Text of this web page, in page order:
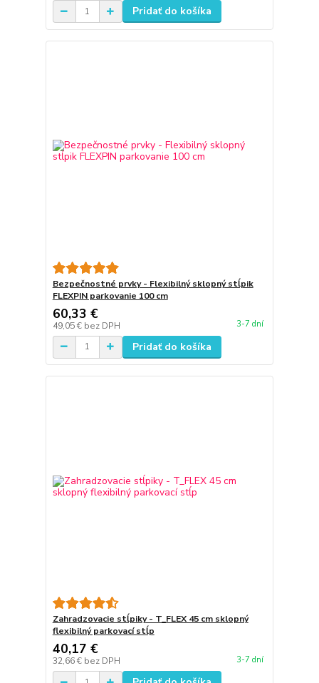
Pridať do košíka
Bezpečnostné prvky - Flexibilný sklopný stĺpik
FLEXPIN parkovanie 100 cm
60,33 €
49,05 € bez DPH 3-7 dní
Pridať do košíka
Zahradzovacie stĺpiky - T_FLEX 45 cm sklopný
flexibilný parkovací stĺp
40,17 €
32,66 € bez DPH 3-7 dní